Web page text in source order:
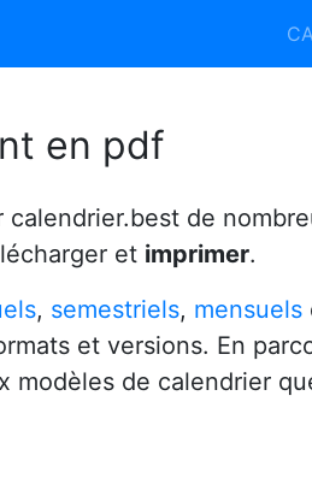
Calendrier
en pdf
calendrier.best de
et imprimer.
, semestriels, mensuels
et versions. En
modèles de calendrier